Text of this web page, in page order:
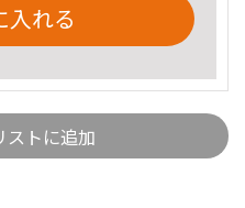
入れる
ストに追加